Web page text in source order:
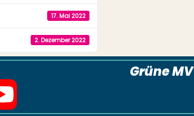
17. Mai 2022
2. Dezember 2022
Grüne